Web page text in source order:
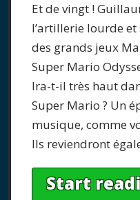
Et de vingt !
l’artillerie lourde
des grands jeux
Super Mario
Ira-t-il très haut
Super Mario ? Un
musique, comme
Ils reviendront
Start